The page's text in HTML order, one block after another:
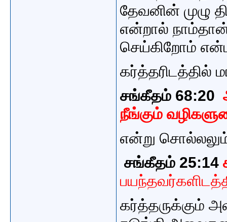
தேவனின் முழு
என்றால்
செய்கிறோம்
கர்த்தரிடத்தில்
சங்கீதம் 68:20
நீங்கும்
என்று
சங்கீதம் 25:14
கர்த்தருக்கும்